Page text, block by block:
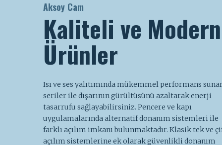
Aksoy Cam
Kaliteli ve Modern
Ürünler
Isı ve ses yalıtımında mükemmel performans
seriler ile dışarının gürültüsünü azaltarak enerji
tasarrufu sağlayabilirsiniz. Pencere ve kapı
uygulamalarında alternatif donanım sistemleri ile
farklı açılım imkanı bulunmaktadır. Klasik tek ve
açılım sistemlerine ek olarak güvenlikli donanım